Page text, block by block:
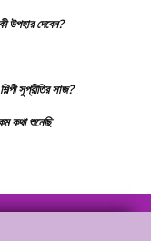
উপহার দেবেন?
সুপ্রীতির সাজ?
কথা শুনেছি